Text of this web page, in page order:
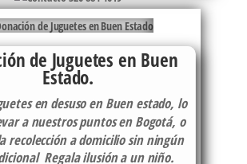
de Juguetes en Buen
Estado.
en desuso en Buen estado, lo
a nuestros puntos en Bogotá, o
recolección a domicilio sin ningún
Regala ilusión a un niño.